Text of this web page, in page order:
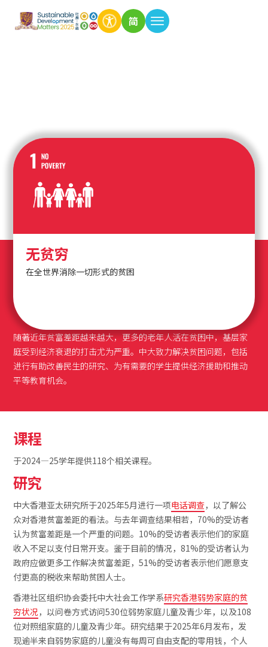
简
无贫穷
在全世界消除一切形式的贫困
随著近年贫富差距越来越大，更多的老年人活在贫困中，基层家
庭受到经济衰退的打击尤为严重。中大致力解决贫困问题，包括
进行有助改善民生的研究、为有需要的学生提供经济援助和推动
平等教育机会。
课程
于2024—25学年提供118个相关课程。
研究
中大香港亚太研究所于2025年5月进行一项电话调查，以了解公
众对香港贫富差距的看法。与去年调查结果相若，70%的受访者
认为贫富差距是一个严重的问题。10%的受访者表示他们的家庭
收入不足以支付日常开支。鉴于目前的情况，81%的受访者认为
政府应做更多工作解决贫富差距，51%的受访者表示他们愿意支
付更高的税收来帮助贫困人士。
香港社区组织协会委托中大社会工作学系研究香港弱势家庭的贫
穷状况，以问卷方式访问530位弱势家庭儿童及青少年，以及108
位对照组家庭的儿童及青少年。研究结果于2025年6月发布，发
现逾半来自弱势家庭的儿童没有每周可自由支配的零用钱，个人